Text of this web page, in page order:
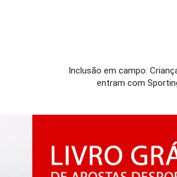
Inclusão em campo:
entram com